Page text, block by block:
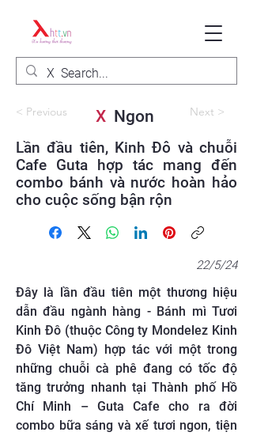
< Previous XNgon Next >
Lần đầu tiên, Kinh Đô và chuỗi
Cafe Guta hợp tác mang đến
combo bánh và nước hoàn hảo
cho cuộc sống bận rộn
22/5/24
Đây là lần đầu tiên một thương hiệu
dẫn đầu ngành hàng - Bánh mì Tươi
Kinh Đô (thuộc Công ty Mondelez Kinh
Đô Việt Nam) hợp tác với một trong
những chuỗi cà phê đang có tốc độ
tăng trưởng nhanh tại Thành phố Hồ
Chí Minh – Guta Cafe cho ra đời
combo bữa sáng và xế tươi ngon, tiện